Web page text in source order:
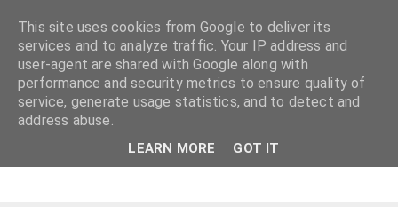
This site uses cookies from Google to deliver its
services and to analyze traffic. Your IP address and
user-agent are shared with Google along with
performance and security metrics to ensure quality of
service, generate usage statistics, and to detect and
address abuse.
LEARN MORE GOT IT